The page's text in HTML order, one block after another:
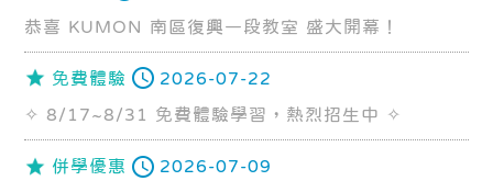
恭喜 KUMON 南區復興一段教室 盛大開幕！
免費體驗 2026-07-22
✧ 8/17~8/31 免費體驗學習，熱烈招生中 ✧
併學優惠 2026-07-09